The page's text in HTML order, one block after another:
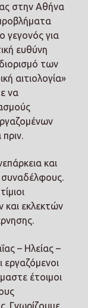
στην Αθήνα
γεγονός για
ευθύνη
των
αιτιολογία»
να
και
συναδέλφους.
και εκλεκτών
– Ηλείας –
έτοιμοι
Γνωρίζουμε